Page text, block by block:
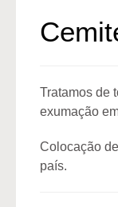
Tratamos de
exumação
Colocação
país.